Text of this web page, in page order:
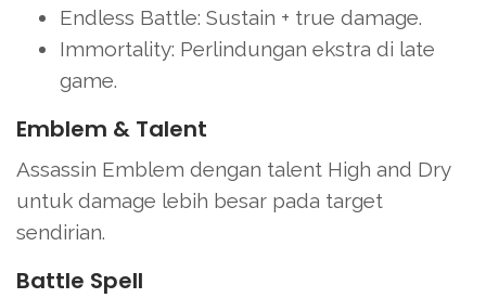
Endless Battle: Sustain + true damage.
Immortality: Perlindungan ekstra di late
game.
Emblem & Talent
Assassin Emblem dengan talent High and Dry
untuk damage lebih besar pada target
sendirian.
Battle Spell